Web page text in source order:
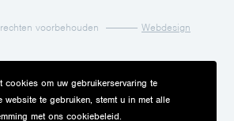
voorbehouden
Webdesign
cookies om uw gebruikerservaring te
website te gebruiken, stemt u in met alle
met ons cookiebeleid.